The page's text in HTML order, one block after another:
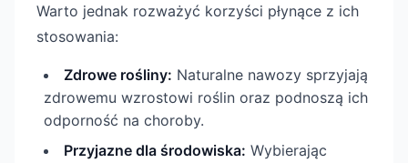
Warto jednak rozważyć korzyści płynące z ich
stosowania:
Zdrowe rośliny: Naturalne nawozy sprzyjają
zdrowemu wzrostowi roślin oraz podnoszą ich
odporność na choroby.
Przyjazne dla środowiska: Wybierając